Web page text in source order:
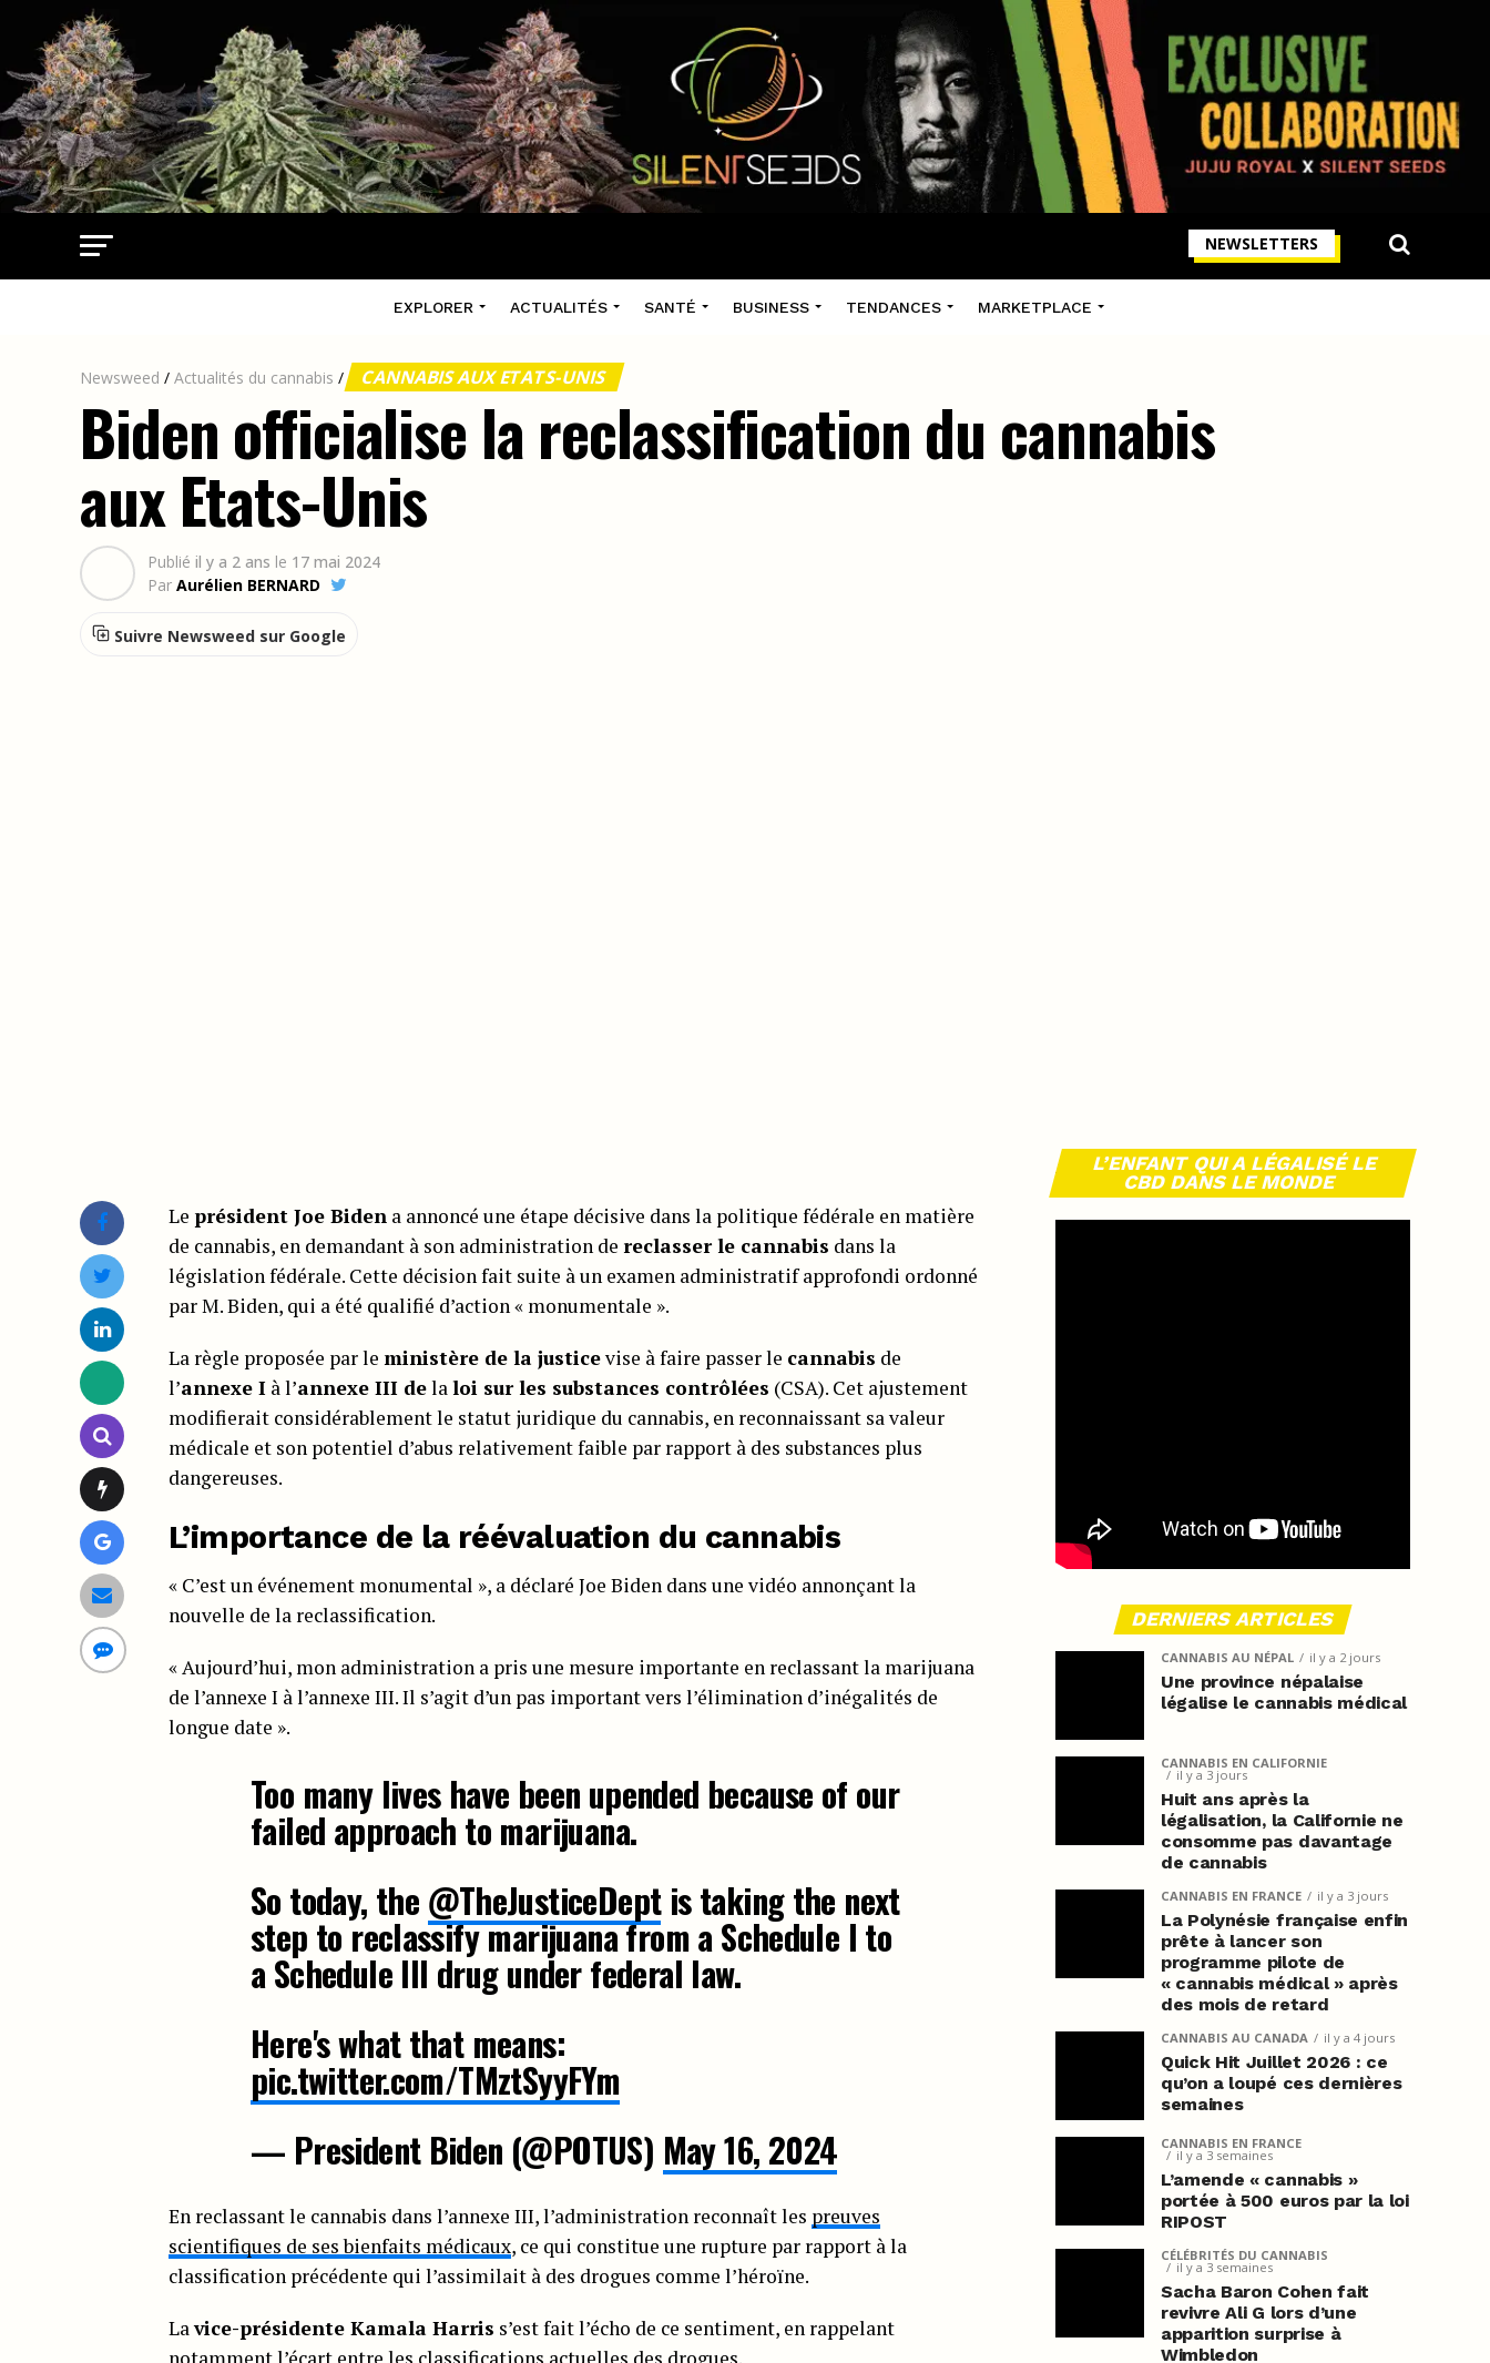
NEWSLETTERS
EXPLORER ACTUALITÉS SANTÉ BUSINESS TENDANCES MARKETPLACE
Newsweed / Actualités du cannabis / CANNABIS AUX ETATS-UNIS
Biden officialise la reclassification du cannabis
aux Etats-Unis
Publié il y a 2 ans le 17 mai 2024
Par Aurélien BERNARD
Suivre Newsweed sur Google
Le président Joe Biden a annoncé une étape décisive dans la politique fédérale en matière
de cannabis, en demandant à son administration de reclasser le cannabis dans la
législation fédérale. Cette décision fait suite à un examen administratif approfondi ordonné
par M. Biden, qui a été qualifié d’action « monumentale ».
La règle proposée par le ministère de la justicevise à faire passer le cannabis de
l’annexe I à l’annexe III dela loi sur les substances contrôlées (CSA). Cet ajustement
modifierait considérablement le statut juridique du cannabis, en reconnaissant sa valeur
médicale et son potentiel d’abus relativement faible par rapport à des substances plus
dangereuses.
L’importance de la réévaluation du cannabis
« C’est un événement monumental », a déclaré Joe Biden dans une vidéo annonçant la
nouvelle de la reclassification.
« Aujourd’hui, mon administration a pris une mesure importante en reclassant la marijuana
de l’annexe I à l’annexe III. Il s’agit d’un pas important vers l’élimination d’inégalités de
longue date ».
Too many lives have been upended because of our
failed approach to marijuana.
So today, the @TheJusticeDeptis taking the next
step to reclassify marijuana from a Schedule I to
a Schedule III drug under federal law.
Here's what that means:
pic.twitter.com/TMztSyyFYm
— President Biden (@POTUS) May 16, 2024
En reclassant le cannabis dans l’annexe III, l’administration reconnaît les preuves
scientifiques de ses bienfaits médicaux, ce qui constitue une rupture par rapport à la
classification précédente qui l’assimilait à des drogues comme l’héroïne.
Lavice-présidente Kamala Harris s’est fait l’écho de ce sentiment, en rappelant
notammentl’écart entre les classifications actuelles des drogues.
L’ENFANT QUI A LÉGALISÉ LE
CBD DANS LE MONDE
DERNIERS ARTICLES
CANNABIS AU NÉPAL il y a 2 jours
Une province népalaise
légalise le cannabis médical
CANNABIS EN CALIFORNIE
il y a 3 jours
Huit ans après la
légalisation, la Californie ne
consomme pas davantage
de cannabis
CANNABIS EN FRANCE il y a 3 jours
La Polynésie française enfin
prête à lancer son
programme pilote de
« cannabis médical » après
des mois de retard
CANNABIS AU CANADA il y a 4 jours
Quick Hit Juillet 2026 : ce
qu’on a loupé ces dernières
semaines
CANNABIS EN FRANCE
il y a 3 semaines
L’amende « cannabis »
portée à 500 euros par la loi
RIPOST
CÉLÉBRITÉS DU CANNABIS
il y a 3 semaines
Sacha Baron Cohen fait
revivre Ali G lors d’une
apparition surprise à
Wimbledon